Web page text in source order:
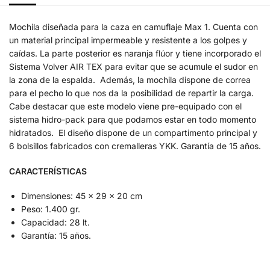
Mochila diseñada para la caza en camuflaje Max 1. Cuenta con
un material principal impermeable y resistente a los golpes y
caídas. La parte posterior es naranja flúor y tiene incorporado el
Sistema Volver AIR TEX para evitar que se acumule el sudor en
la zona de la espalda. Además, la mochila dispone de correa
para el pecho lo que nos da la posibilidad de repartir la carga.
Cabe destacar que este modelo viene pre-equipado con el
sistema hidro-pack para que podamos estar en todo momento
hidratados. El diseño dispone de un compartimento principal y
6 bolsillos fabricados con cremalleras YKK. Garantía de 15 años.
CARACTERÍSTICAS
Dimensiones: 45 x 29 x 20 cm
Peso: 1.400 gr.
Capacidad: 28 lt.
Garantía: 15 años.